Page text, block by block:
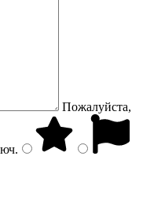
Пожалуйста,
.